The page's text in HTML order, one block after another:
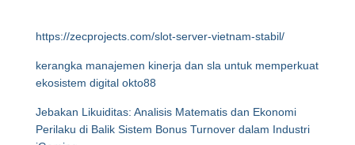
https://zecprojects.com/slot-server-vietnam-stabil/
kerangka manajemen kinerja dan sla untuk memperkuat
ekosistem digital okto88
Jebakan Likuiditas: Analisis Matematis dan Ekonomi
Perilaku di Balik Sistem Bonus Turnover dalam Industri